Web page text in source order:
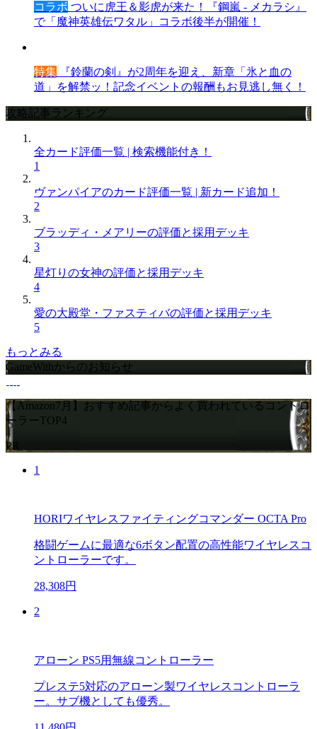
コラボ ついに虎王＆影虎が来た！『鋼嵐 - メカラシ』
で「魔神英雄伝ワタル」コラボ後半が開催！
特集 『鈴蘭の剣』が2周年を迎え、新章「氷と血の
道」を解禁ッ！記念イベントの報酬もお見逃し無く！
攻略記事ランキング
全カード評価一覧 | 検索機能付き！
1
ヴァンパイアのカード評価一覧 | 新カード追加！
2
ブラッディ・メアリーの評価と採用デッキ
3
星灯りの女神の評価と採用デッキ
4
愛の大殿堂・ファスティバの評価と採用デッキ
5
もっとみる
GameWithからのお知らせ
【Amazon7月】おすすめ記事からよく買われているコントロ
ーラーTOP4
PR
1
HORIワイヤレスファイティングコマンダー OCTA Pro
格闘ゲームに最適な6ボタン配置の高性能ワイヤレスコ
ントローラーです。
28,308円
2
アローン PS5用無線コントローラー
プレステ5対応のアローン製ワイヤレスコントローラ
ー。サブ機としても優秀。